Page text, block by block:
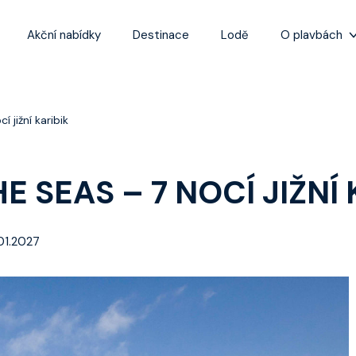
Akční nabídky Destinace Lodě O plavbách
Tipy na nejlepší
jižní karibik
SEAS – 7 NOCÍ JIŽNÍ